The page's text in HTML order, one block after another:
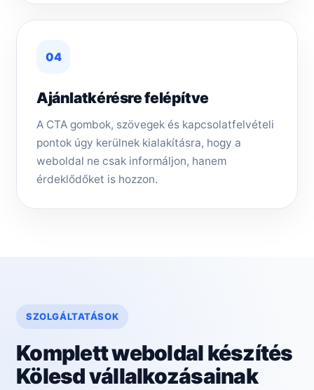
04
Ajánlatkérésre felépítve
A CTA gombok, szövegek és kapcsolatfelvételi
pontok úgy kerülnek kialakításra, hogy a
weboldal ne csak informáljon, hanem
érdeklődőket is hozzon.
SZOLGÁLTATÁSOK
Komplett weboldal készítés
Kölesd vállalkozásainak